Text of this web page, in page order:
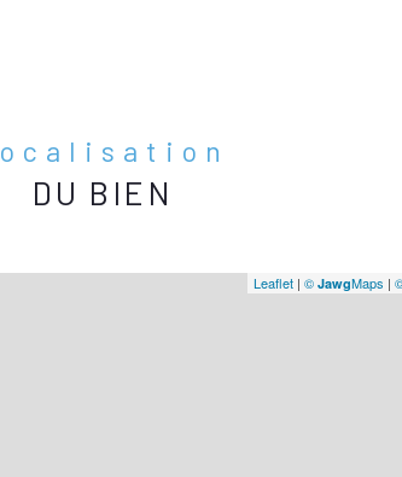
Localisation
DU BIEN
Leaflet| © JawgMaps |